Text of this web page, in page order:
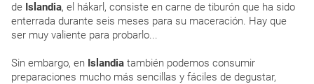
de Islandia, el hákarl, consiste en carne de tiburón que ha sido
enterrada durante seis meses para su maceración. Hay que
ser muy valiente para probarlo...
Sin embargo, en Islandia también podemos consumir
preparaciones mucho más sencillas y fáciles de degustar,